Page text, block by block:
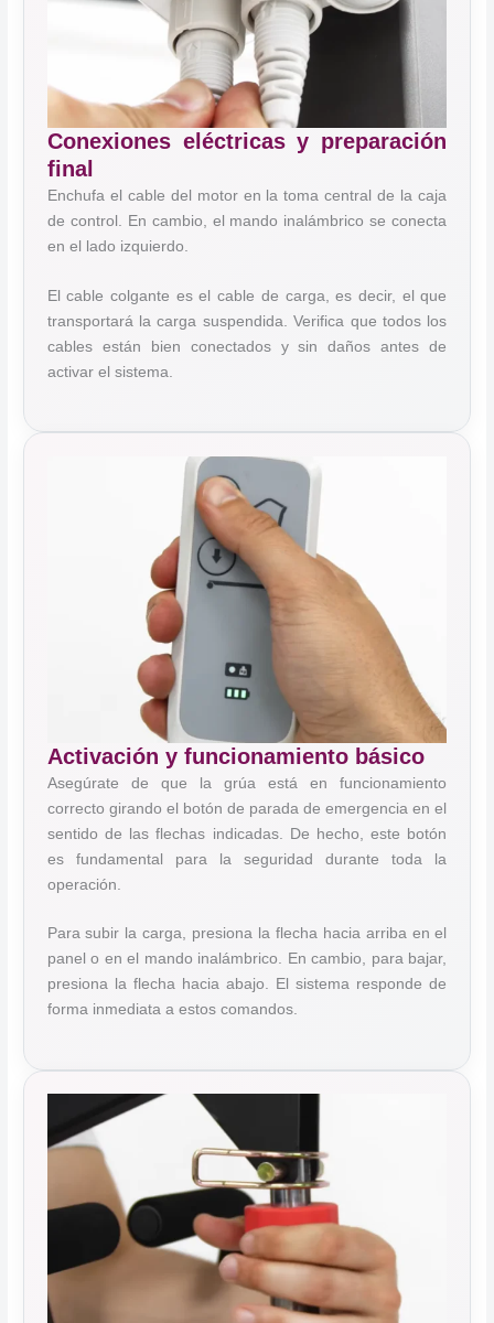
Conexiones eléctricas y preparación
final
Enchufa el cable del motor en la toma central de la caja
de control. En cambio, el mando inalámbrico se conecta
en el lado izquierdo.
El cable colgante es el cable de carga, es decir, el que
transportará la carga suspendida. Verifica que todos los
cables están bien conectados y sin daños antes de
activar el sistema.
Activación y funcionamiento básico
Asegúrate de que la grúa está en funcionamiento
correcto girando el botón de parada de emergencia en el
sentido de las flechas indicadas. De hecho, este botón
es fundamental para la seguridad durante toda la
operación.
Para subir la carga, presiona la flecha hacia arriba en el
panel o en el mando inalámbrico. En cambio, para bajar,
presiona la flecha hacia abajo. El sistema responde de
forma inmediata a estos comandos.